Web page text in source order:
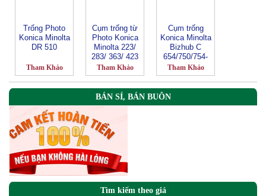
Trống Photo
Konica Minolta
DR 510
Tham Khảo
Cụm trống từ
Photo Konica
Minolta 223/
283/ 363/ 423
Tham Khảo
Cụm trống
Konica Minolta
Bizhub C
654/750/754-
DR 711Y
Tham Khảo
BÁN SỈ, BÁN BUÔN
Tìm kiếm theo giá